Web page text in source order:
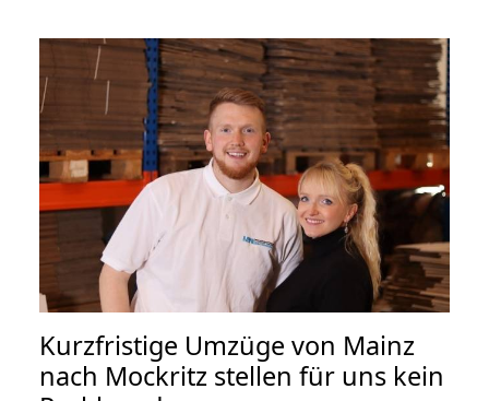
Kurzfristige Umzüge von Mainz
nach Mockritz stellen für uns kein